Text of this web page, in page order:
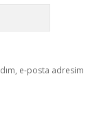
e-posta adresim